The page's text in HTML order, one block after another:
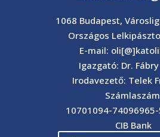
1068 Budapest,
Országos
E-mail:
Igazgató: Dr.
Irodavezető: Telek
10701094-
CIB Bank